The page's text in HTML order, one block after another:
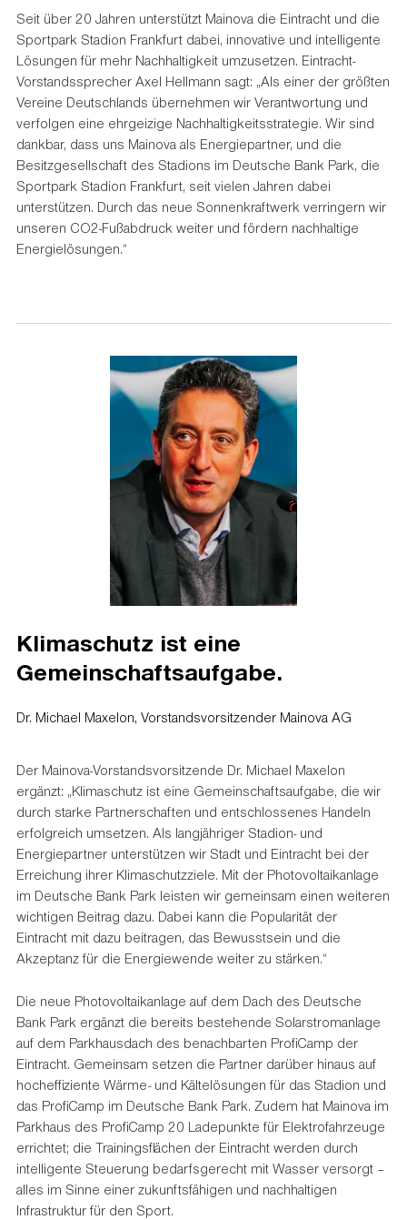
Seit über 20 Jahren unterstützt Mainova die Eintracht und die
Sportpark Stadion Frankfurt dabei, innovative und intelligente
Lösungen für mehr Nachhaltigkeit umzusetzen. Eintracht-
Vorstandssprecher Axel Hellmann sagt: „Als einer der größten
Vereine Deutschlands übernehmen wir Verantwortung und
verfolgen eine ehrgeizige Nachhaltigkeitsstrategie. Wir sind
dankbar, dass uns Mainova als Energiepartner, und die
Besitzgesellschaft des Stadions im Deutsche Bank Park, die
Sportpark Stadion Frankfurt, seit vielen Jahren dabei
unterstützen. Durch das neue Sonnenkraftwerk verringern wir
unseren CO2-Fußabdruck weiter und fördern nachhaltige
Energielösungen.“
Klimaschutz ist eine
Gemeinschaftsaufgabe.
Dr. Michael Maxelon, Vorstandsvorsitzender Mainova AG
Der Mainova-Vorstandsvorsitzende Dr. Michael Maxelon
ergänzt: „Klimaschutz ist eine Gemeinschaftsaufgabe, die wir
durch starke Partnerschaften und entschlossenes Handeln
erfolgreich umsetzen. Als langjähriger Stadion- und
Energiepartner unterstützen wir Stadt und Eintracht bei der
Erreichung ihrer Klimaschutzziele. Mit der Photovoltaikanlage
im Deutsche Bank Park leisten wir gemeinsam einen weiteren
wichtigen Beitrag dazu. Dabei kann die Popularität der
Eintracht mit dazu beitragen, das Bewusstsein und die
Akzeptanz für die Energiewende weiter zu stärken.“
Die neue Photovoltaikanlage auf dem Dach des Deutsche
Bank Park ergänzt die bereits bestehende Solarstromanlage
auf dem Parkhausdach des benachbarten ProfiCamp der
Eintracht. Gemeinsam setzen die Partner darüber hinaus auf
hocheffiziente Wärme- und Kältelösungen für das Stadion und
das ProfiCamp im Deutsche Bank Park. Zudem hat Mainova im
Parkhaus des ProfiCamp 20 Ladepunkte für Elektrofahrzeuge
errichtet; die Trainingsflächen der Eintracht werden durch
intelligente Steuerung bedarfsgerecht mit Wasser versorgt –
alles im Sinne einer zukunftsfähigen und nachhaltigen
Infrastruktur für den Sport.